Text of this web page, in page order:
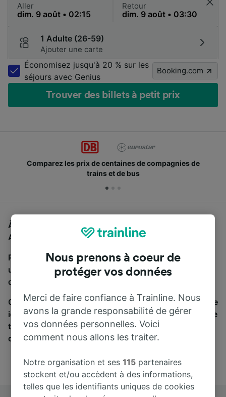
Aller Retour
1 Adulte (26-59)
Ajouter une carte
Économisez jusqu'à 20 % sur les
séjours avec Genius
Booking.com
Trouver des billets à petit prix
Comparez les prix de centaines de compagnies de
trains et de bus
À la recherche d'un bus de Frankfurt (Main) Hbf à
Albstadt-Ebingen, vous êtes au bon endroit.
Pour trouver des billets de bus, lancez simplement
une recherche ci-dessus. Nous comparons les temps
de trajets et les prix des voyages, en train et en bus.
Qu’importe votre destination, votre voyage commence
ici. Nous collaborons avec plus de 170 compagnies de
train et de bus. Consultez et achetez vos billets sur
cette page.
Nous prenons à coeur de
protéger vos données
Merci de faire confiance à Trainline. Nous
avons la grande responsabilité de gérer
vos données personnelles. Voici
comment nous allons les traiter.
Notre organisation et ses115 partenaires
stockent et/ou accèdent à des informations,
telles que les identifiants uniques de cookies